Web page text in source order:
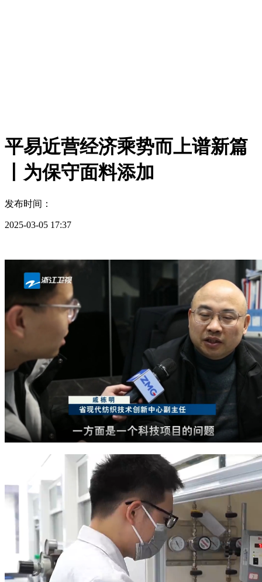
平易近营经济乘势而上谱新篇
丨为保守面料添加
发布时间：
2025-03-05 17:37